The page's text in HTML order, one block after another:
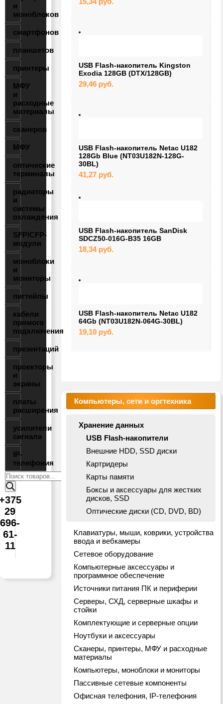
и
моноблоков
смартфонов
планшетов
принтеры
МФУ
и
расходные
материалы
сканеров
МФУ
оптические
терминалы
радиаторы
и
системы
охлаждения
SFP/CFP-
модули
моноблоки
и
мониторы
пигтейлы
кабели
прямого
подключения
презентаций
проекторы
и
экраны
платы
расширения
усилители
сигнала
IP-
телефония
Поиск
товаров
29
696-
61-
11
USB Flash-накопитель Kingston
Exodia 128GB (DTX/128GB)
29,46 руб.
USB Flash-накопитель Netac U182
128Gb Blue (NT03U182N-128G-
30BL)
41,27 руб.
USB Flash-накопитель SanDisk
SDCZ50-016G-B35 16GB
18,34 руб.
USB Flash-накопитель Netac U182
64Gb (NT03U182N-064G-30BL)
19,10 руб.
Компьютеры, сети и оргтехника
Хранение данных
USB Flash-накопители
Внешние HDD, SSD диски
Картридеры
Карты памяти
Боксы и аксессуары для жестких
дисков, SSD
Оптические диски (CD, DVD, BD)
Клавиатуры, мыши, коврики, устройства
ввода и вебкамеры
Сетевое оборудование
Компьютерные аксессуары и
программное обеспечение
Источники питания ПК и периферии
Серверы, СХД, серверные шкафы и
стойки
Комплектующие и серверные опции
Ноутбуки и аксессуары
Сканеры, принтеры, МФУ и расходные
материалы
Компьютеры, моноблоки и мониторы
Пассивные сетевые компоненты
Офисная телефония, IP-телефония